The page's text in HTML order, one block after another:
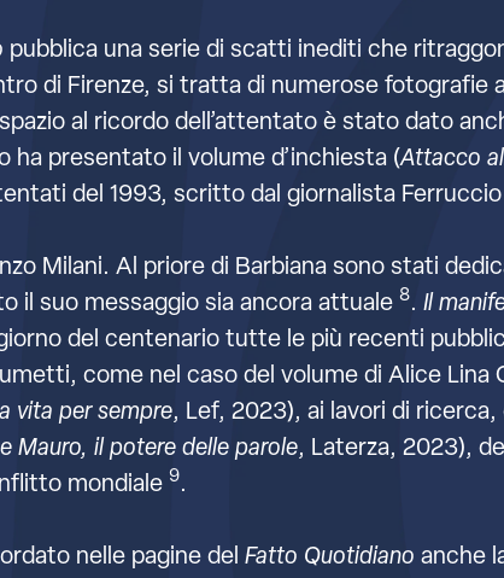
pubblica una serie di scatti inediti che
di Firenze, si tratta di numerose fotografie
al ricordo dell’attentato è stato dato
ha presentato il volume d’inchiesta (Attacco
del 1993, scritto dal giornalista
Milani. Al priore di Barbiana sono stati
il suo messaggio sia ancora attuale 8. Il
del centenario tutte le più recenti
come nel caso del volume di Alice Lina
vita per sempre, Lef, 2023), ai lavori di ricerca,
Mauro, il potere delle parole, Laterza, 2023),
mondiale 9.
nelle pagine del Fatto Quotidiano anche